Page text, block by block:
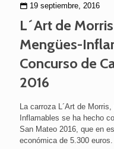
19 septiembre, 2016
L´Art de
Mengües-
Concurso de
2016
La carroza L´Art de
Inflamables se ha hecho
San Mateo 2016, que en
económica de 5.300